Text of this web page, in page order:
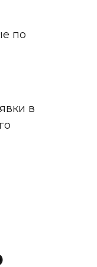
по
в